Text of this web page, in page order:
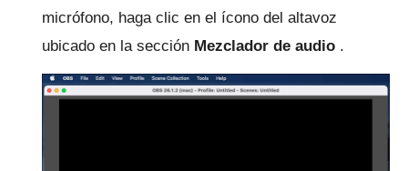
micrófono, haga clic en el ícono del altavoz
ubicado en la sección Mezclador de audio .